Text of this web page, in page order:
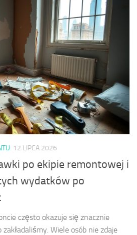
12 LIPCA 2026
po ekipie remontowej i
wydatków po
często okazuje się znacznie
Wiele osób nie zdaje